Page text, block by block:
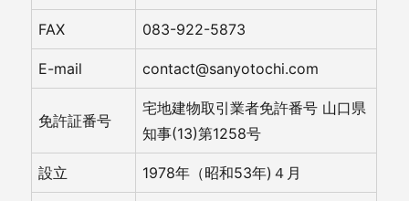
FAX 083-922-5873
E-mail contact@sanyotochi.com
免許証番号
宅地建物取引業者免許番号 山口県
知事(13)第1258号
設立 1978年（昭和53年)４月